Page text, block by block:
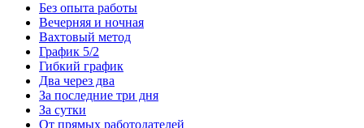
Без опыта работы
Вечерняя и ночная
Вахтовый метод
График 5/2
Гибкий график
Два через два
За последние три дня
За сутки
От прямых работодателей